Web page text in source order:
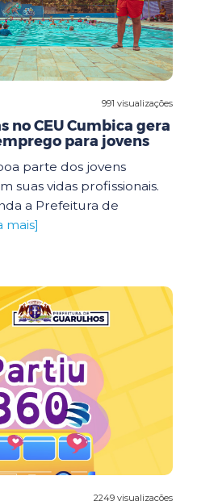
991 visualizações
no CEU Cumbica gera
para jovens
parte dos jovens
suas vidas profissionais.
a Prefeitura de
mais]
2249 visualizações